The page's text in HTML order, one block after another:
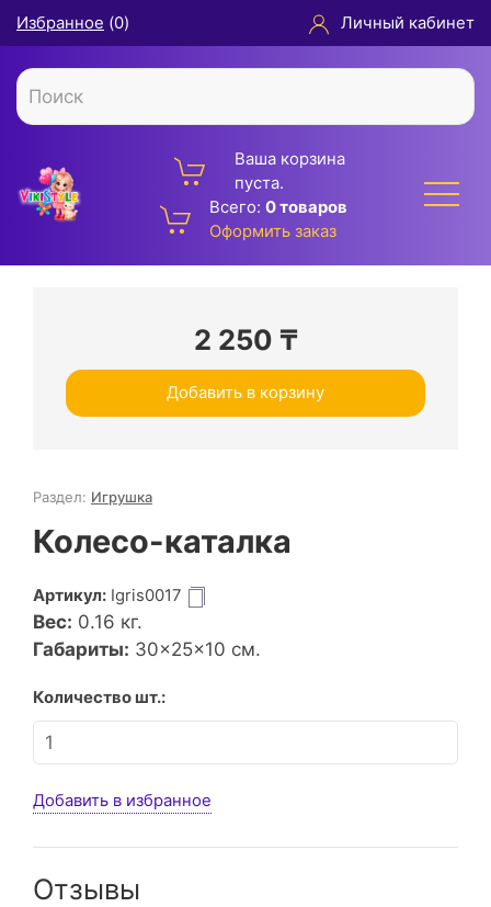
Избранное (0) Личный кабинет
Ваша корзина
пуста.
Всего: 0 товаров
Оформить заказ
2 250 ₸
Добавить в корзину
Раздел: Игрушка
Колесо-каталка
Артикул: Igris0017
Вес: 0.16 кг.
Габариты: 30×25×10 см.
Количество шт.:
Добавить в избранное
Отзывы